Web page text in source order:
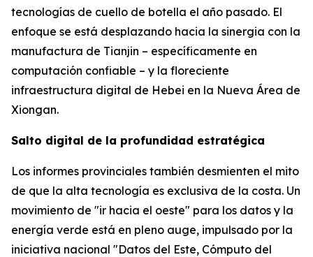
tecnologías de cuello de botella el año pasado. El
enfoque se está desplazando hacia la sinergia con la
manufactura de Tianjin – específicamente en
computación confiable – y la floreciente
infraestructura digital de Hebei en la Nueva Área de
Xiongan.
Salto digital de la profundidad estratégica
Los informes provinciales también desmienten el mito
de que la alta tecnología es exclusiva de la costa. Un
movimiento de "ir hacia el oeste" para los datos y la
energía verde está en pleno auge, impulsado por la
iniciativa nacional "Datos del Este, Cómputo del